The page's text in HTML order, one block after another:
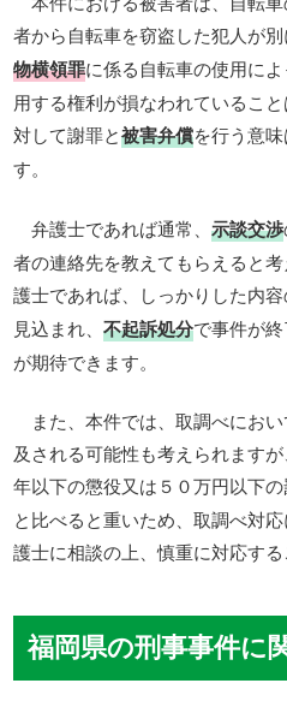
者から自転車を窃盗した犯人が
物横領罪に係る自転車の使用に
用する権利が損なわれているこ
対して謝罪と被害弁償を行う意
す。
弁護士であれば通常、示談交渉
者の連絡先を教えてもらえると
護士であれば、しっかりした内
見込まれ、不起訴処分で事件が
が期待できます。
また、本件では、取調べにお
及される可能性も考えられます
年以下の懲役又は５０万円以下
と比べると重いため、取調べ対
護士に相談の上、慎重に対応する
福岡県の刑事事件に